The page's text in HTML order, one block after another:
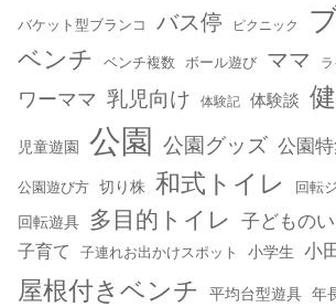
バケット型ブランコ バス停 ピクニック
ベンチ ベンチ複数 ボール遊び ママ
ワーママ 乳児向け 体験記 体験談
児童遊園 公園 公園グッズ 公園
公園遊び方 切り株 和式トイレ 回転
回転遊具 多目的トイレ 子どもの
子育て 子連れお出かけスポット 小学生 小
屋根付きベンチ 平均台型遊具 年